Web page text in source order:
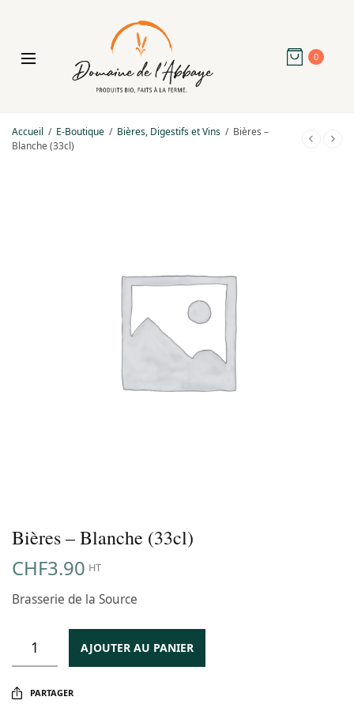
0
Accueil / E-Boutique / Bières, Digestifs et Vins / Bières –
Blanche (33cl)
Bières – Blanche (33cl)
CHF3.90 HT
Brasserie de la Source
AJOUTER AU PANIER
PARTAGER